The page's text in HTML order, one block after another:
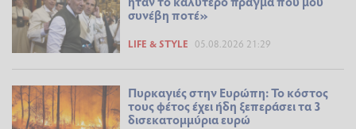
συνέβη ποτέ»
LIFE & STYLE 05.08.2026 21:29
Πυρκαγιές στην Ευρώπη: Το κόστος
τους φέτος έχει ήδη ξεπεράσει τα 3
δισεκατομμύρια ευρώ